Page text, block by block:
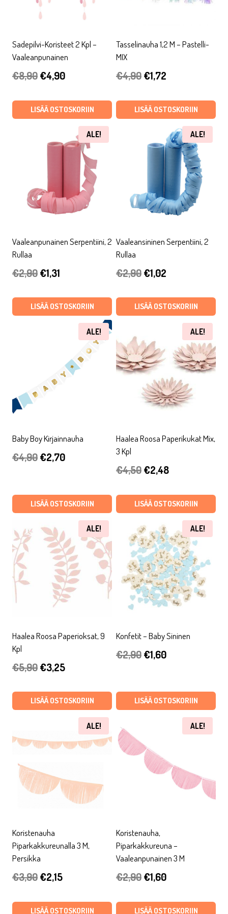
Sadepilvi-Koristeet 2 Kpl –
Vaaleanpunainen
€8,90Alkuperäinen
oli:
€4,90Nykyinen
on:
€4,90.
LISÄÄ OSTOSKORIIN
Tasselinauha 1,2 M – Pastelli-
MIX
€4,90Alkuperäinen
oli:
€1,72
on:
€1,72.
LISÄÄ OSTOSKORIIN
ALE!
Vaaleanpunainen Serpentiini, 2
Rullaa
€2,90Alkuperäinen
oli:
€1,31
on:
€1,31.
LISÄÄ OSTOSKORIIN
ALE!
Vaaleansininen Serpentiini, 2
Rullaa
€2,90Alkuperäinen
oli:
€1,02
on:
€1,02.
LISÄÄ OSTOSKORIIN
ALE!
Baby Boy Kirjainnauha
€4,90Alkuperäinen
€4,90.
€2,70Nykyinen
€2,70.
LISÄÄ OSTOSKORIIN
ALE!
Haalea Roosa Paperikukat Mix,
3 Kpl
€4,50Alkuperäinen
oli:
€2,48Nykyinen
on:
€2,48.
LISÄÄ OSTOSKORIIN
ALE!
Haalea Roosa Paperioksat, 9
Kpl
€5,90Alkuperäinen
oli:
€3,25Nykyinen
on:
€3,25.
LISÄÄ OSTOSKORIIN
ALE!
Konfetit – Baby Sininen
€2,90Alkuperäinen
€2,90.
€1,60Nykyinen
€1,60.
LISÄÄ OSTOSKORIIN
ALE!
Koristenauha
Piparkakkureunalla 3 M,
Persikka
€3,90Alkuperäinen
oli:
€2,15Nykyinen
on:
LISÄÄ OSTOSKORIIN
ALE!
Koristenauha,
Piparkakkureuna –
Vaaleanpunainen 3 M
€2,90Alkuperäinen
oli:
€1,60Nykyinen
on:
LISÄÄ OSTOSKORIIN